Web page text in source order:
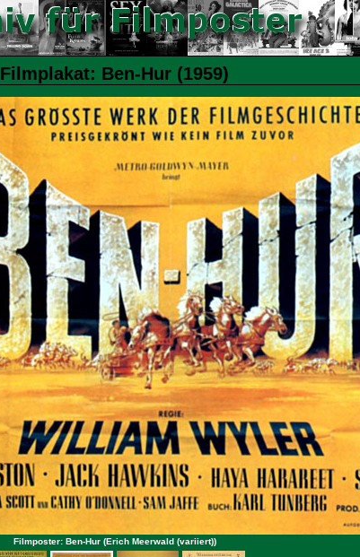
Filmplakat: Ben-Hur (1959)
Filmposter: Ben-Hur (Erich Meerwald (variiert))